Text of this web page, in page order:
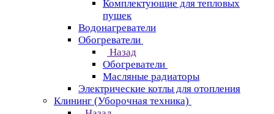
Комплектующие для тепловых
пушек
Водонагреватели
Обогреватели
Назад
Обогреватели
Масляные радиаторы
Электрические котлы для отопления
Клининг (Уборочная техника)